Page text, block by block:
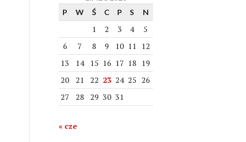
j
P
W Ś C P S N
1 2 3 4
5
6
7 8 9 10 11
12
13
14 15 16 17 18 19
20
21 22 23 24 25 26
27
28 29 30 31
« cze